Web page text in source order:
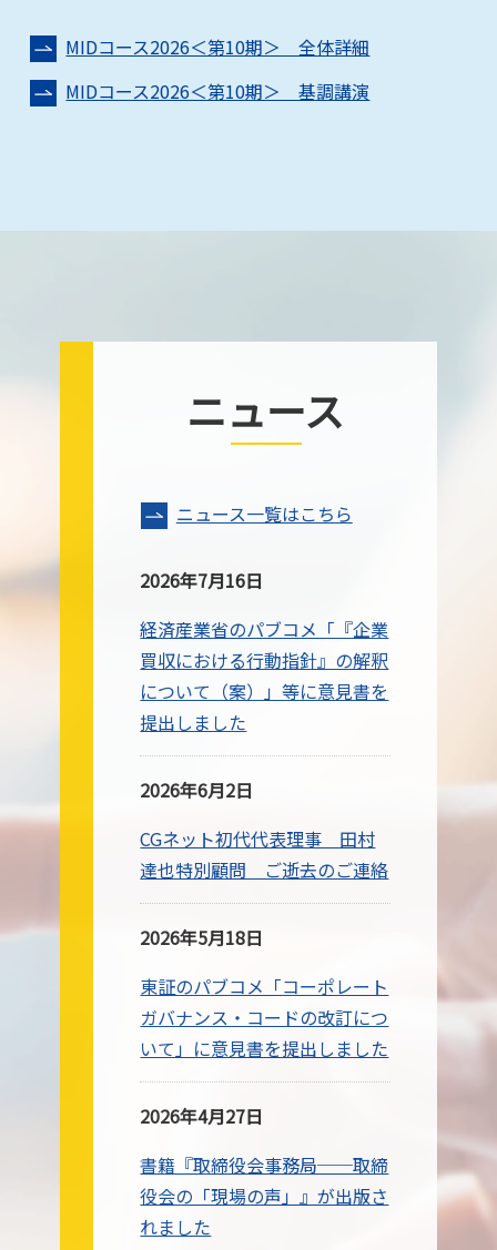
MIDコース2026＜第10期＞ 全体詳細
MIDコース2026＜第10期＞ 基調講演
ニュース
ニュース一覧はこちら
2026年7月16日
経済産業省のパブコメ「『企業
買収における行動指針』の解釈
について（案）」等に意見書を
提出しました
2026年6月2日
CGネット初代代表理事 田村
達也特別顧問 ご逝去のご連絡
2026年5月18日
東証のパブコメ「コーポレート
ガバナンス・コードの改訂につ
いて」に意見書を提出しました
2026年4月27日
書籍『取締役会事務局──取締
役会の「現場の声」』が出版さ
れました